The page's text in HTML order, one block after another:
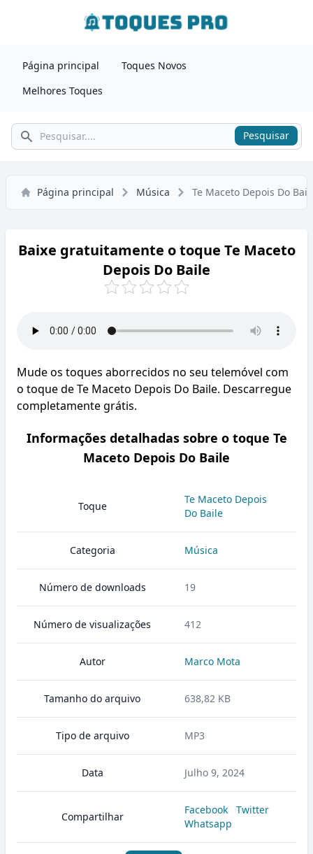
Página principal
Toques Novos
Melhores Toques
Pesquisar Pesquisar
Página principal Música Te Maceto Depois Do
Baixe gratuitamente o toque Te Maceto
Depois Do Baile
Mude os toques aborrecidos no seu telemóvel com
o toque de Te Maceto Depois Do Baile. Descarregue
completamente grátis.
Informações detalhadas sobre o toque Te
Maceto Depois Do Baile
Toque
Te Maceto Depois
Do Baile
Categoria Música
Número de downloads 19
Número de visualizações 412
Autor Marco Mota
Tamanho do arquivo 638,82 KB
Tipo de arquivo MP3
Data Julho 9, 2024
Compartilhar
Facebook
Twitter
Whatsapp